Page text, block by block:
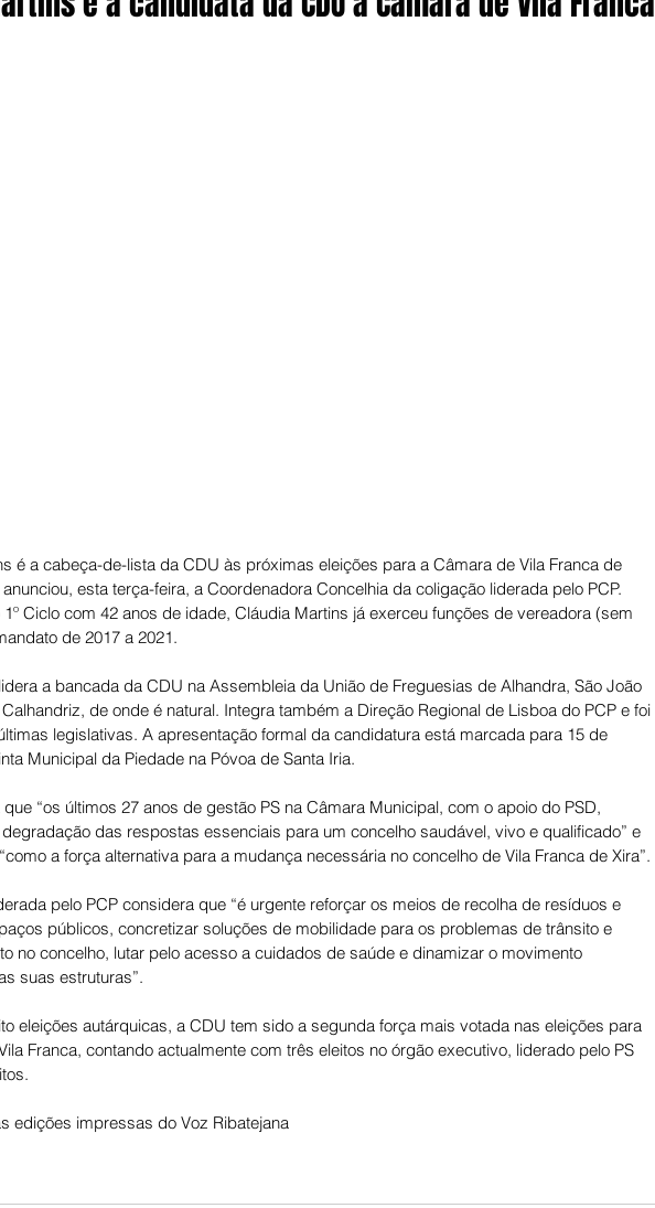
é a cabeça-de-lista da CDU às próximas eleições para a Câmara de Vila Franca de
esta terça-feira, a Coordenadora Concelhia da coligação liderada pelo PCP.
Ciclo com 42 anos de idade, Cláudia Martins já exerceu funções de vereadora (sem
de 2017 a 2021.
a bancada da CDU na Assembleia da União de Freguesias de Alhandra, São João
de onde é natural. Integra também a Direção Regional de Lisboa do PCP e foi
legislativas. A apresentação formal da candidatura está marcada para 15 de
Municipal da Piedade na Póvoa de Santa Iria.
“os últimos 27 anos de gestão PS na Câmara Municipal, com o apoio do PSD,
das respostas essenciais para um concelho saudável, vivo e qualificado” e
a força alternativa para a mudança necessária no concelho de Vila Franca de Xira”.
pelo PCP considera que “é urgente reforçar os meios de recolha de resíduos e
públicos, concretizar soluções de mobilidade para os problemas de trânsito e
no concelho, lutar pelo acesso a cuidados de saúde e dinamizar o movimento
suas estruturas”.
eleições autárquicas, a CDU tem sido a segunda força mais votada nas eleições para
Franca, contando actualmente com três eleitos no órgão executivo, liderado pelo PS
edições impressas do Voz Ribatejana